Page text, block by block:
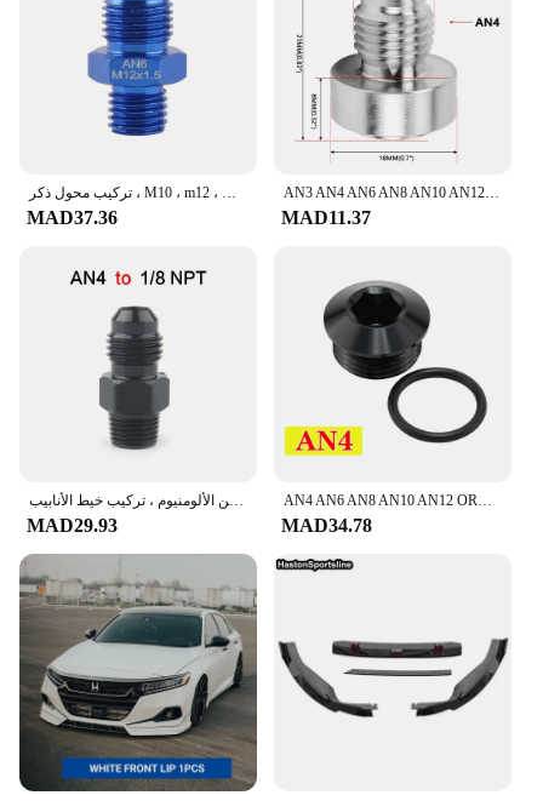
MAD37.36
AN3 AN4 AN6 AN8 AN10 AN12 الفولاذ المقاوم للصدأ مستقيم ذكر لحام المناسب محول لحام كدر نيتروس تركيب خرطوم HR069
MAD11.37
محول خرطوم وقود مستقيم من الألومنيوم ، تركيب خيط الأنابيب ، AN3 AN4 AN6 AN8 AN10 AN12 إلى 1/8NPT 1/4NPT 3/8NPT 1/2NPT 3/4NPT
MAD29.93
AN4 AN6 AN8 AN10 AN12 ORB يا خاتم ختم بوس المقبس ميناء التوصيل كتلة قبالة تركيب محول الألومنيوم الأسود
MAD34.78